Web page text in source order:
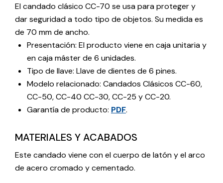
El candado clásico CC-70 se usa para proteger y
dar seguridad a todo tipo de objetos. Su medida es
de 70 mm de ancho.
Presentación: El producto viene en caja unitaria y
en caja máster de 6 unidades.
Tipo de llave: Llave de dientes de 6 pines.
Modelo relacionado: Candados Clásicos CC-60,
CC-50, CC-40 CC-30, CC-25 y CC-20.
Garantía de producto: PDF.
MATERIALES Y ACABADOS
Este candado viene con el cuerpo de latón y el arco
de acero cromado y cementado.